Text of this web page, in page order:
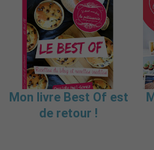
Mon livre Best Of est
de retour !